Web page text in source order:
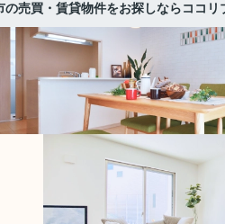
の売買・賃貸物件をお探しならココリ